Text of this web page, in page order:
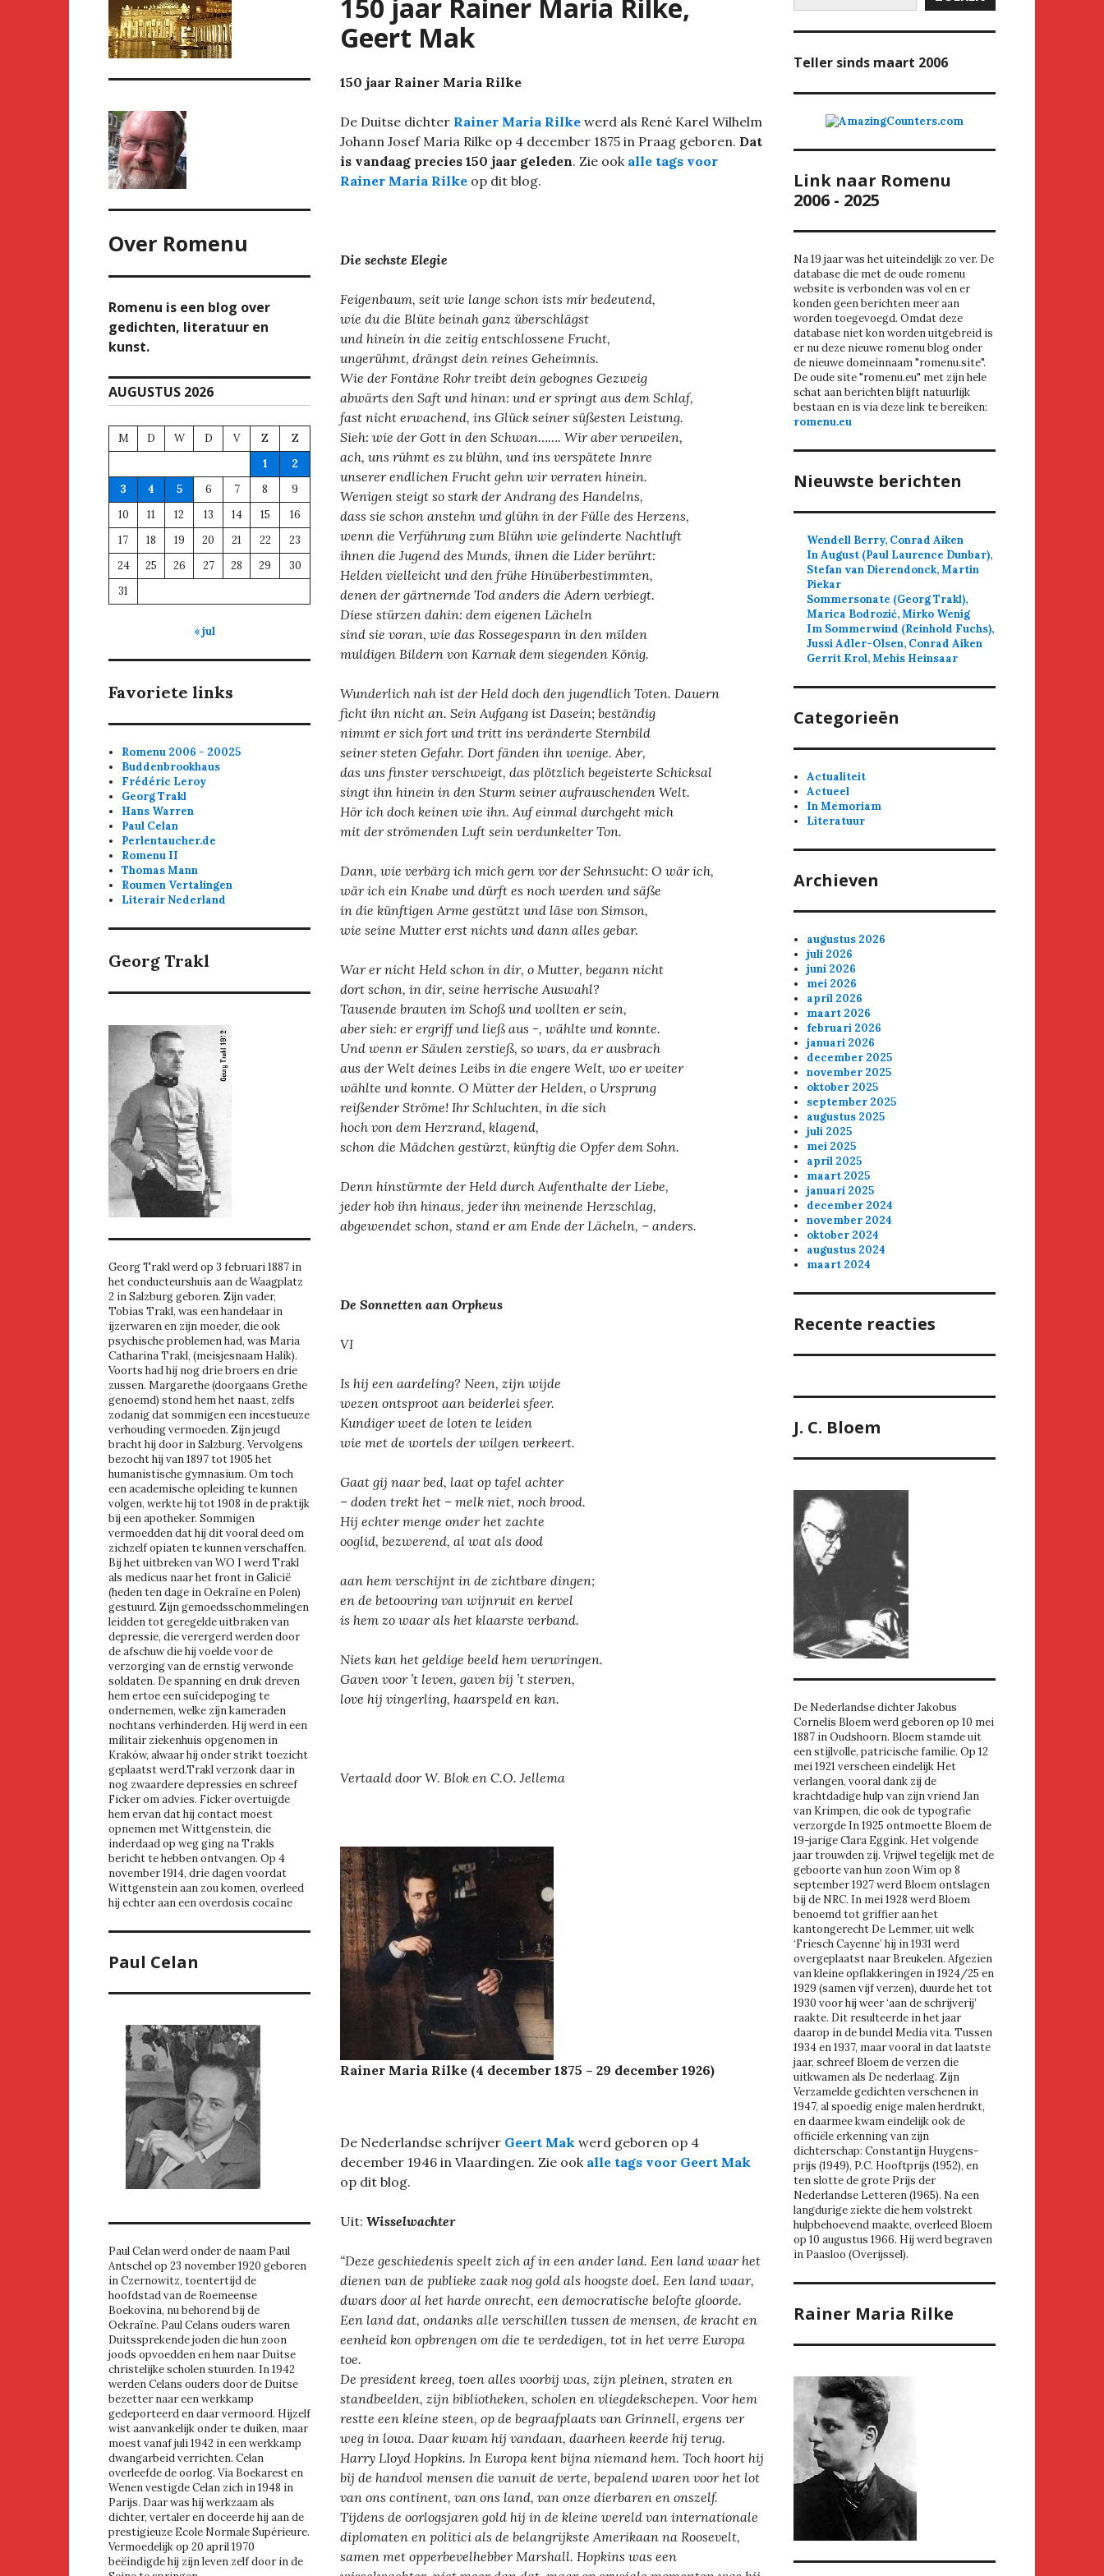
150 jaar Rainer Maria Rilke,
Geert Mak
150 jaar Rainer Maria Rilke
De Duitse dichter Rainer Maria Rilke werd als René Karel Wilhelm
Johann Josef Maria Rilke op 4 december 1875 in Praag geboren. Dat
is vandaag precies 150 jaar geleden. Zie ook alle tags voor
Rainer Maria Rilke op dit blog.
Die sechste Elegie
Feigenbaum, seit wie lange schon ists mir bedeutend,
wie du die Blüte beinah ganz überschlägst
und hinein in die zeitig entschlossene Frucht,
ungerühmt, drängst dein reines Geheimnis.
Wie der Fontäne Rohr treibt dein gebognes Gezweig
abwärts den Saft und hinan: und er springt aus dem Schlaf,
fast nicht erwachend, ins Glück seiner süßesten Leistung.
Sieh: wie der Gott in den Schwan……. Wir aber verweilen,
ach, uns rühmt es zu blühn, und ins verspätete Innre
unserer endlichen Frucht gehn wir verraten hinein.
Wenigen steigt so stark der Andrang des Handelns,
dass sie schon anstehn und glühn in der Fülle des Herzens,
wenn die Verführung zum Blühn wie gelinderte Nachtluft
ihnen die Jugend des Munds, ihnen die Lider berührt:
Helden vielleicht und den frühe Hinüberbestimmten,
denen der gärtnernde Tod anders die Adern verbiegt.
Diese stürzen dahin: dem eigenen Lächeln
sind sie voran, wie das Rossegespann in den milden
muldigen Bildern von Karnak dem siegenden König.
Wunderlich nah ist der Held doch den jugendlich Toten. Dauern
ficht ihn nicht an. Sein Aufgang ist Dasein; beständig
nimmt er sich fort und tritt ins veränderte Sternbild
seiner steten Gefahr. Dort fänden ihn wenige. Aber,
das uns finster verschweigt, das plötzlich begeisterte Schicksal
singt ihn hinein in den Sturm seiner aufrauschenden Welt.
Hör ich doch keinen wie ihn. Auf einmal durchgeht mich
mit der strömenden Luft sein verdunkelter Ton.
Dann, wie verbärg ich mich gern vor der Sehnsucht: O wär ich,
wär ich ein Knabe und dürft es noch werden und säße
in die künftigen Arme gestützt und läse von Simson,
wie seine Mutter erst nichts und dann alles gebar.
War er nicht Held schon in dir, o Mutter, begann nicht
dort schon, in dir, seine herrische Auswahl?
Tausende brauten im Schoß und wollten er sein,
aber sieh: er ergriff und ließ aus -, wählte und konnte.
Und wenn er Säulen zerstieß, so wars, da er ausbrach
aus der Welt deines Leibs in die engere Welt, wo er weiter
wählte und konnte. O Mütter der Helden, o Ursprung
reißender Ströme! Ihr Schluchten, in die sich
hoch von dem Herzrand, klagend,
schon die Mädchen gestürzt, künftig die Opfer dem Sohn.
Denn hinstürmte der Held durch Aufenthalte der Liebe,
jeder hob ihn hinaus, jeder ihn meinende Herzschlag,
abgewendet schon, stand er am Ende der Lächeln, – anders.
De Sonnetten aan Orpheus
VI
Is hij een aardeling? Neen, zijn wijde
wezen ontsproot aan beiderlei sfeer.
Kundiger weet de loten te leiden
wie met de wortels der wilgen verkeert.
Gaat gij naar bed, laat op tafel achter
– doden trekt het – melk niet, noch brood.
Hij echter menge onder het zachte
ooglid, bezwerend, al wat als dood
aan hem verschijnt in de zichtbare dingen;
en de betoovring van wijnruit en kervel
is hem zo waar als het klaarste verband.
Niets kan het geldige beeld hem verwringen.
Gaven voor ’t leven, gaven bij ’t sterven,
love hij vingerling, haarspeld en kan.
Vertaald door W. Blok en C.O. Jellema
Rainer Maria Rilke (4 december 1875 – 29 december 1926)
De Nederlandse schrijver Geert Mak werd geboren op 4
december 1946 in Vlaardingen. Zie ook alle tags voor Geert Mak
op dit blog.
Uit: Wisselwachter
“Deze geschiedenis speelt zich af in een ander land. Een land waar het
dienen van de publieke zaak nog gold als hoogste doel. Een land waar,
dwars door al het harde onrecht, een democratische belofte gloorde.
Een land dat, ondanks alle verschillen tussen de mensen, de kracht en
eenheid kon opbrengen om die te verdedigen, tot in het verre Europa
toe.
De president kreeg, toen alles voorbij was, zijn pleinen, straten en
standbeelden, zijn bibliotheken, scholen en vliegdekschepen. Voor hem
restte een kleine steen, op de begraafplaats van Grinnell, ergens ver
weg in lowa. Daar kwam hij vandaan, daarheen keerde hij terug.
Harry LIoyd Hopkins. In Europa kent bijna niemand hem. Toch hoort hij
bij de handvol mensen die vanuit de verte, bepalend waren voor het lot
van ons continent, van ons land, van onze dierbaren en onszelf.
Tijdens de oorlogsjaren gold hij in de kleine wereld van internationale
diplomaten en politici als de belangrijkste Amerikaan na Roosevelt,
samen met opperbevelhebber Marshall. Hopkins was een
Over Romenu
Romenu is een blog over
gedichten, literatuur en
kunst.
AUGUSTUS 2026
M D W D V Z
Z
1
2
3
4 5 6 7 8
9
10
11 12 13 14 15
16
17
18 19 20 21 22
23
24
25 26 27 28 29
30
31
« jul
Favoriete links
Romenu 2006 - 20025
Buddenbrookhaus
Frédéric Leroy
Georg Trakl
Hans Warren
Paul Celan
Perlentaucher.de
Romenu II
Thomas Mann
Roumen Vertalingen
Literair Nederland
Georg Trakl
Georg Trakl werd op 3 februari 1887 in
het conducteurshuis aan de Waagplatz
2 in Salzburg geboren. Zijn vader,
Tobias Trakl, was een handelaar in
ijzerwaren en zijn moeder, die ook
psychische problemen had, was Maria
Catharina Trakl, (meisjesnaam Halik).
Voorts had hij nog drie broers en drie
zussen. Margarethe (doorgaans Grethe
genoemd) stond hem het naast, zelfs
zodanig dat sommigen een incestueuze
verhouding vermoeden. Zijn jeugd
bracht hij door in Salzburg. Vervolgens
bezocht hij van 1897 tot 1905 het
humanistische gymnasium. Om toch
een academische opleiding te kunnen
volgen, werkte hij tot 1908 in de praktijk
bij een apotheker. Sommigen
vermoedden dat hij dit vooral deed om
zichzelf opiaten te kunnen verschaffen.
Bij het uitbreken van WO I werd Trakl
als medicus naar het front in Galicië
(heden ten dage in Oekraïne en Polen)
gestuurd. Zijn gemoedsschommelingen
leidden tot geregelde uitbraken van
depressie, die verergerd werden door
de afschuw die hij voelde voor de
verzorging van de ernstig verwonde
soldaten. De spanning en druk dreven
hem ertoe een suïcidepoging te
ondernemen, welke zijn kameraden
nochtans verhinderden. Hij werd in een
militair ziekenhuis opgenomen in
Kraków, alwaar hij onder strikt toezicht
geplaatst werd.Trakl verzonk daar in
nog zwaardere depressies en schreef
Ficker om advies. Ficker overtuigde
hem ervan dat hij contact moest
opnemen met Wittgenstein, die
inderdaad op weg ging na Trakls
bericht te hebben ontvangen. Op 4
november 1914, drie dagen voordat
Wittgenstein aan zou komen, overleed
hij echter aan een overdosis cocaïne
Paul Celan
Paul Celan werd onder de naam Paul
Antschel op 23 november 1920 geboren
in Czernowitz, toentertijd de
hoofdstad van de Roemeense
Boekovina, nu behorend bij de
Oekraïne. Paul Celans ouders waren
Duitssprekende joden die hun zoon
joods opvoedden en hem naar Duitse
christelijke scholen stuurden. In 1942
werden Celans ouders door de Duitse
bezetter naar een werkkamp
gedeporteerd en daar vermoord. Hijzelf
wist aanvankelijk onder te duiken, maar
moest vanaf juli 1942 in een werkkamp
dwangarbeid verrichten. Celan
overleefde de oorlog. Via Boekarest en
Wenen vestigde Celan zich in 1948 in
Parijs. Daar was hij werkzaam als
dichter, vertaler en doceerde hij aan de
prestigieuze Ecole Normale Supérieure.
Vermoedelijk op 20 april 1970
beëindigde hij zijn leven zelf door in de
Teller sinds maart 2006
Link naar Romenu
2006 - 2025
Na 19 jaar was het uiteindelijk zo ver. De
database die met de oude romenu
website is verbonden was vol en er
konden geen berichten meer aan
worden toegevoegd. Omdat deze
database niet kon worden uitgebreid is
er nu deze nieuwe romenu blog onder
de nieuwe domeinnaam "romenu.site".
De oude site "romenu.eu" met zijn hele
schat aan berichten blijft natuurlijk
bestaan en is via deze link te bereiken:
romenu.eu
Nieuwste berichten
Wendell Berry, Conrad Aiken
In August (Paul Laurence Dunbar),
Stefan van Dierendonck, Martin
Piekar
Sommersonate (Georg Trakl),
Marica Bodrozić, Mirko Wenig
Im Sommerwind (Reinhold Fuchs),
Jussi Adler-Olsen, Conrad Aiken
Gerrit Krol, Mehis Heinsaar
Categorieën
Actualiteit
Actueel
In Memoriam
Literatuur
Archieven
augustus 2026
juli 2026
juni 2026
mei 2026
april 2026
maart 2026
februari 2026
januari 2026
december 2025
november 2025
oktober 2025
september 2025
augustus 2025
juli 2025
mei 2025
april 2025
maart 2025
januari 2025
december 2024
november 2024
oktober 2024
augustus 2024
maart 2024
Recente reacties
J. C. Bloem
De Nederlandse dichter Jakobus
Cornelis Bloem werd geboren op 10 mei
1887 in Oudshoorn. Bloem stamde uit
een stijlvolle, patricische familie. Op 12
mei 1921 verscheen eindelijk Het
verlangen, vooral dank zij de
krachtdadige hulp van zijn vriend Jan
van Krimpen, die ook de typografie
verzorgde In 1925 ontmoette Bloem de
19-jarige Clara Eggink. Het volgende
jaar trouwden zij. Vrijwel tegelijk met de
geboorte van hun zoon Wim op 8
september 1927 werd Bloem ontslagen
bij de NRC. In mei 1928 werd Bloem
benoemd tot griffier aan het
kantongerecht De Lemmer, uit welk
‘Friesch Cayenne’ hij in 1931 werd
overgeplaatst naar Breukelen. Afgezien
van kleine opflakkeringen in 1924/25 en
1929 (samen vijf verzen), duurde het tot
1930 voor hij weer ‘aan de schrijverij’
raakte. Dit resulteerde in het jaar
daarop in de bundel Media vita. Tussen
1934 en 1937, maar vooral in dat laatste
jaar, schreef Bloem de verzen die
uitkwamen als De nederlaag. Zijn
Verzamelde gedichten verschenen in
1947, al spoedig enige malen herdrukt,
en daarmee kwam eindelijk ook de
officiële erkenning van zijn
dichterschap: Constantijn Huygens-
prijs (1949), P.C. Hooftprijs (1952), en
ten slotte de grote Prijs der
Nederlandse Letteren (1965). Na een
langdurige ziekte die hem volstrekt
hulpbehoevend maakte, overleed Bloem
op 10 augustus 1966. Hij werd begraven
in Paasloo (Overijssel).
Rainer Maria Rilke